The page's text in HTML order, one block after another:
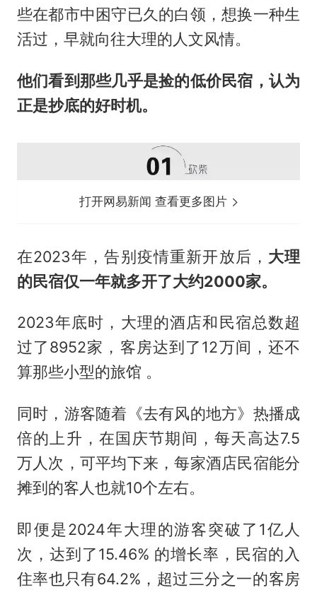
些在都市中困守已久的白领，想换一种生
活过，早就向往大理的人文风情。
他们看到那些几乎是捡的低价民宿，认为
正是抄底的好时机。
打开网易新闻 查看更多图片
在2023年，告别疫情重新开放后， 大理
的民宿仅一年就多开了大约2000家。
2023年底时，大理的酒店和民宿总数超
过了8952家，客房达到了12万间，还不
算那些小型的旅馆 。
同时，游客随着《去有风的地方》热播成
倍的上升，在国庆节期间，每天高达7.5
万人次，可平均下来，每家酒店民宿能分
摊到的客人也就10个左右。
即便是2024年大理的游客突破了1亿人
次，达到了15.46% 的增长率，民宿的入
住率也只有64.2%，超过三分之一的客房